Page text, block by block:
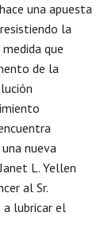
una apuesta
la
que
de la
nueva
L. Yellen
al Sr.
a lubricar el